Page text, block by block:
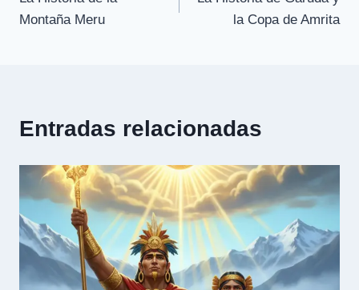
de
Montaña Meru
la Copa de Amrita
Entradas relacionadas